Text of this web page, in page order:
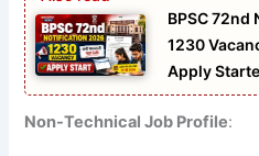
BPSC
1230
Apply
Non-Technical Job Profile: